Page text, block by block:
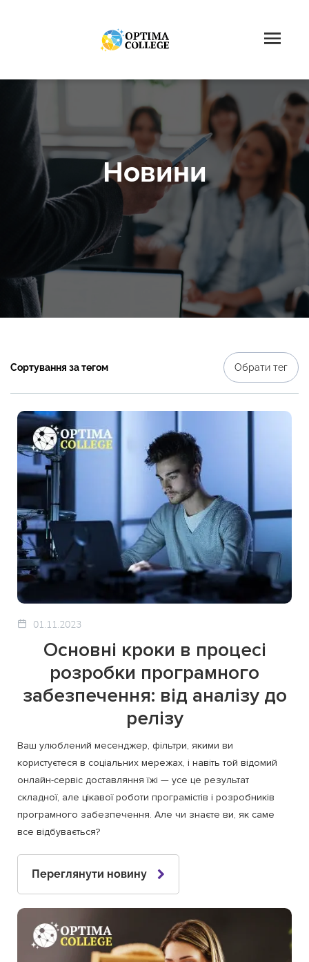
Новини
Сортування за тегом Обрати тег
01.11.2023
Основні кроки в процесі
розробки програмного
забезпечення: від аналізу до
релізу
Ваш улюблений месенджер, фільтри, якими ви
користуєтеся в соціальних мережах, і навіть той відомий
онлайн-сервіс доставляння їжі — усе це результат
складної, але цікавої роботи програмістів і розробників
програмного забезпечення. Але чи знаєте ви, як саме
все відбувається?
Переглянути новину